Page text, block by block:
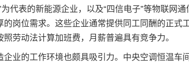
为代表的新能源企业，以及“四信电子”等物联网
的岗位需求。这些企业通常提供同工同酬的正式
照劳动法计算加班费，月薪普遍具有竞争力。
企业的工作环境也颇具吸引力。中央空调恒温车